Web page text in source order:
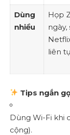
Dùng
nhiều
Họp
liên
Tips ngắn
Dùng Wi-Fi khi
cộng).